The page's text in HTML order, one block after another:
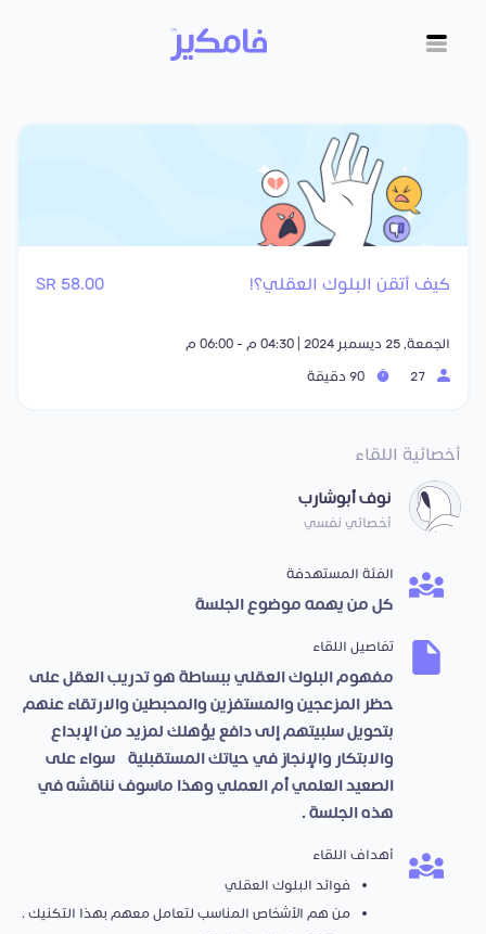
كيف أتقن البلوك العقلي؟! 58.00 SR
الجمعة, 25 ديسمبر 2024 | 04:30 م - 06:00 م
أخصائية اللقاء
نوف أبوشارب
أخصائي نفسي
الفئة المستهدفة
كل من يهمه موضوع الجلسة
تفاصيل اللقاء
مفهوم البلوك العقلي ببساطة هو تدريب العقل على
حظر المزعجين والمستفزين والمحبطين والارتقاء عنهم
بتحويل سلبيتهم إلى دافع يؤهلك لمزيد من الإبداع
والابتكار والإنجاز في حياتك المستقبلية، سواء على
الصعيد العلمي أم العملي وهذا ماسوف نناقشه في
هذه الجلسة .
أهداف اللقاء
فوائد البلوك العقلي
من هم الأشخاص المناسب لتعامل معهم بهذا التكنيك .